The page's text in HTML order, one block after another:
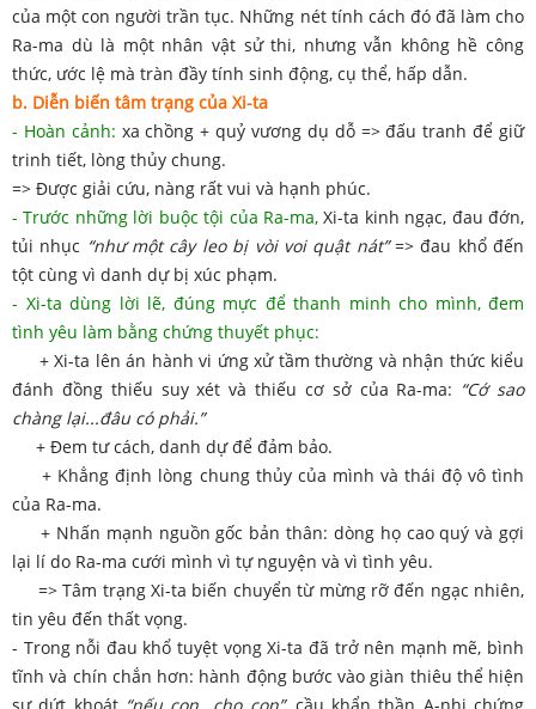
của một con người trần tục. Những nét tính cách đó đã làm cho
Ra-ma dù là một nhân vật sử thi, nhưng vẫn không hề công
thức, ước lệ mà tràn đầy tính sinh động, cụ thể, hấp dẫn.
b. Diễn biến tâm trạng của Xi-ta
- Hoàn cảnh: xa chồng + quỷ vương dụ dỗ => đấu tranh để giữ
trinh tiết, lòng thủy chung.
=> Được giải cứu, nàng rất vui và hạnh phúc.
- Trước những lời buộc tội của Ra-ma,Xi-ta kinh ngạc, đau đớn,
tủi nhục “như một cây leo bị vòi voi quật nát”=> đau khổ đến
tột cùng vì danh dự bị xúc phạm.
- Xi-ta dùng lời lẽ, đúng mực để thanh minh cho mình, đem
tình yêu làm bằng chứng thuyết phục:
+ Xi-ta lên án hành vi ứng xử tầm thường và nhận thức kiểu
đánh đồng thiếu suy xét và thiếu cơ sở của Ra-ma: “Cớ sao
chàng lại...đâu có phải.”
+ Đem tư cách, danh dự để đảm bảo.
+ Khẳng định lòng chung thủy của mình và thái độ vô tình
của Ra-ma.
+ Nhấn mạnh nguồn gốc bản thân: dòng họ cao quý và gợi
lại lí do Ra-ma cưới mình vì tự nguyện và vì tình yêu.
=> Tâm trạng Xi-ta biến chuyển từ mừng rỡ đến ngạc nhiên,
tin yêu đến thất vọng.
- Trong nỗi đau khổ tuyệt vọng Xi-ta đã trở nên mạnh mẽ, bình
tĩnh và chín chắn hơn: hành động bước vào giàn thiêu thể hiện